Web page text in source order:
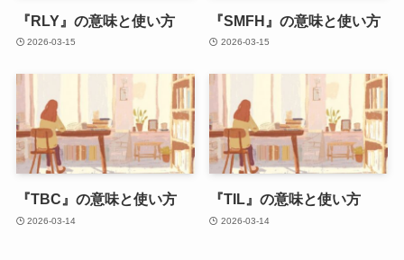
『RLY』の意味と使い方
2026-03-15
『SMFH』の意味と使い方
2026-03-15
『TBC』の意味と使い方
2026-03-14
『TIL』の意味と使い方
2026-03-14